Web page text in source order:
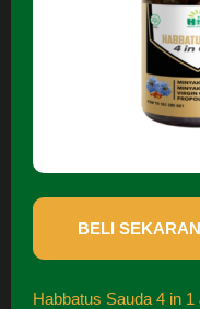
BELI
Habbatus Sauda 4 in 1